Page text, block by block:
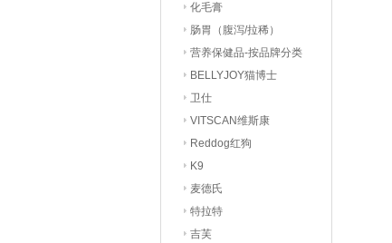
化毛膏
肠胃（腹泻/拉稀）
营养保健品-按品牌分类
BELLYJOY猫博士
卫仕
VITSCAN维斯康
Reddog红狗
K9
麦德氏
特拉特
吉芙